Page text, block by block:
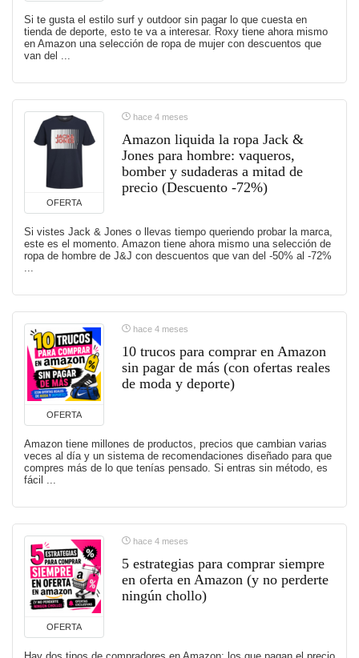
Si te gusta el estilo surf y outdoor sin pagar lo que cuesta en
tienda de deporte, esto te va a interesar. Roxy tiene ahora mismo
en Amazon una selección de ropa de mujer con descuentos que
van del ...
OFERTA
hace 4 meses
Amazon liquida la ropa Jack &
Jones para hombre: vaqueros,
bomber y sudaderas a mitad de
precio (Descuento -72%)
Si vistes Jack & Jones o llevas tiempo queriendo probar la marca,
este es el momento. Amazon tiene ahora mismo una selección de
ropa de hombre de J&J con descuentos que van del -50% al -72%
OFERTA
hace 4 meses
10 trucos para comprar en Amazon
sin pagar de más (con ofertas reales
de moda y deporte)
Amazon tiene millones de productos, precios que cambian varias
veces al día y un sistema de recomendaciones diseñado para que
compres más de lo que tenías pensado. Si entras sin método, es
fácil ...
OFERTA
hace 4 meses
5 estrategias para comprar siempre
en oferta en Amazon (y no perderte
ningún chollo)